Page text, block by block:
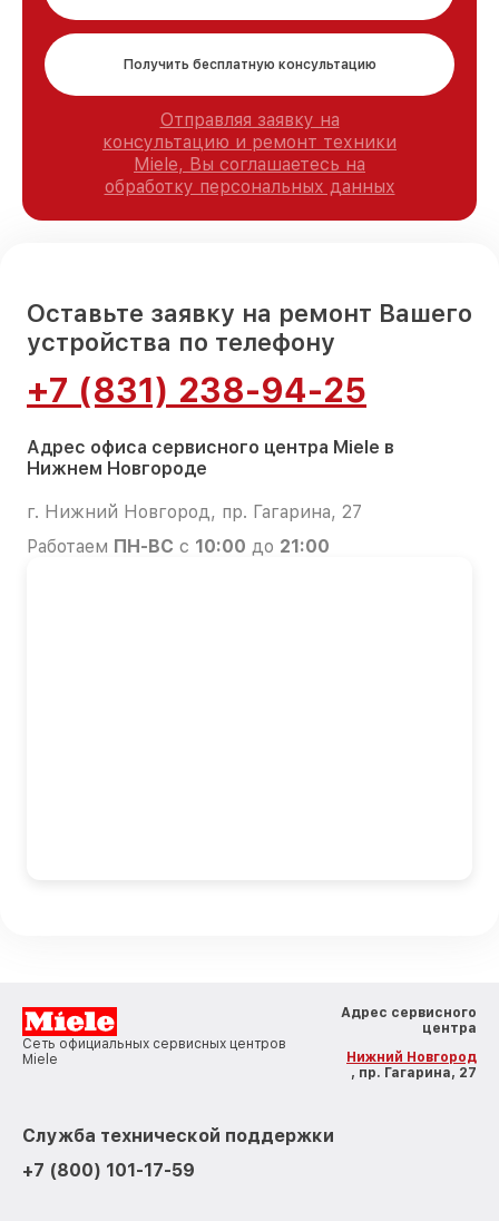
Получить бесплатную консультацию
Отправляя заявку на
консультацию и ремонт техники
Miele, Вы соглашаетесь на
обработку персональных данных
Оставьте заявку на ремонт Вашего
устройства по телефону
+7 (831) 238-94-25
Адрес офиса сервисного центра Miele в
Нижнем Новгороде
г. Нижний Новгород, пр. Гагарина, 27
Работаем ПН-ВС с 10:00 до 21:00
Сеть официальных сервисных центров
Miele
Адрес сервисного
центра
Нижний Новгород
, пр. Гагарина, 27
Служба технической поддержки
+7 (800) 101-17-59